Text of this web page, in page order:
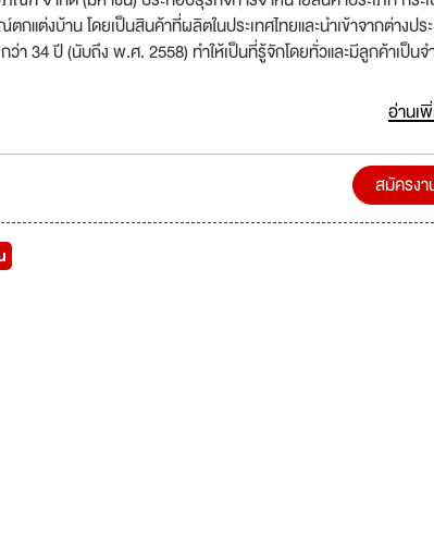
แต่งบ้าน โดยเป็นสินค้าที่ผลิตในประเทศไทยและนำเข้าจากต่างปร
ว่า 34 ปี (นับถึง พ.ศ. 2558) ทำให้เป็นที่รู้จักโดยทั่วและมีลูกค้าเป็น
อ่านเ
สมัครง